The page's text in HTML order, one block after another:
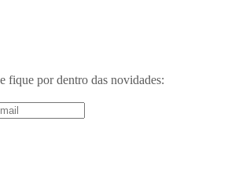
fique por dentro das novidades: